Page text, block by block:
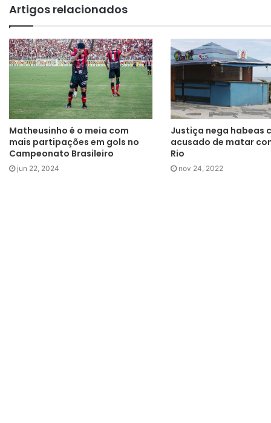
Artigos relacionados
Matheusinho é o meia com
mais partipações em gols no
Campeonato Brasileiro
jun 22, 2024
Justiça nega habeas
acusado de matar
Rio
nov 24, 2022